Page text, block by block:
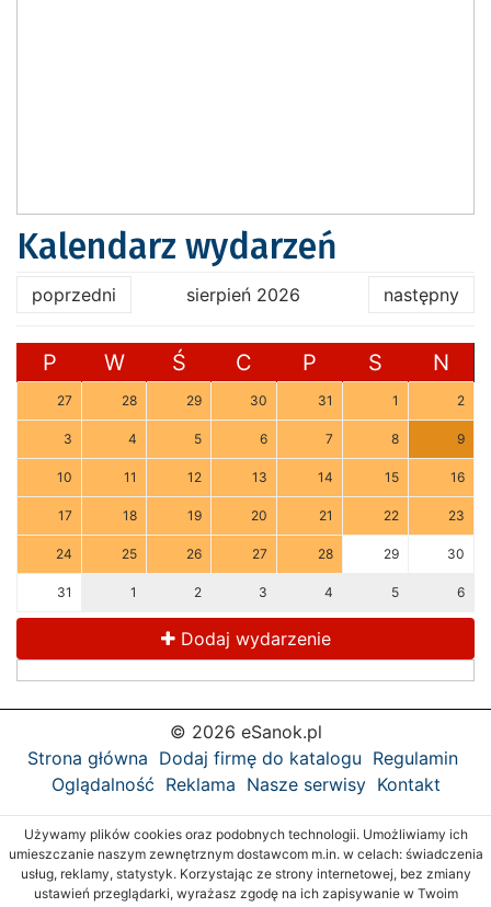
Kalendarz wydarzeń
poprzedni sierpień 2026 następny
P W Ś C P S N
27 28 29 30 31 1 2
3 4 5 6 7 8 9
10 11 12 13 14 15 16
17 18 19 20 21 22 23
24 25 26 27 28 29 30
31 1 2 3 4 5 6
Dodaj wydarzenie
© 2026 eSanok.pl
Strona główna Dodaj firmę do katalogu Regulamin
Oglądalność Reklama Nasze serwisy Kontakt
Używamy plików cookies oraz podobnych technologii. Umożliwiamy ich
umieszczanie naszym zewnętrznym dostawcom m.in. w celach: świadczenia
usług, reklamy, statystyk. Korzystając ze strony internetowej, bez zmiany
ustawień przeglądarki, wyrażasz zgodę na ich zapisywanie w Twoim